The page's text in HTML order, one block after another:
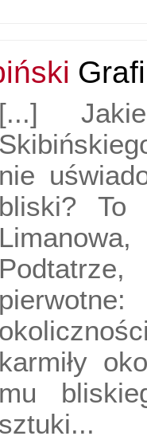
[...]
nie
bliski? To
karmiły
mu
sztuki...